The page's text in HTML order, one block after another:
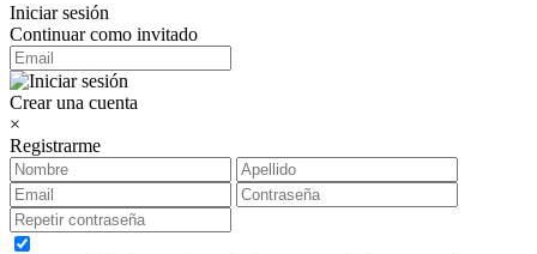
Iniciar sesión
Continuar como invitado
Crear una cuenta
×
Registrarme